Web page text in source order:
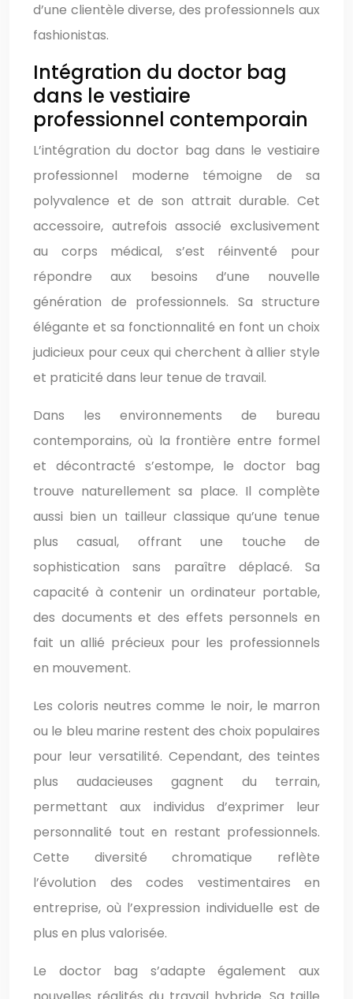
d’une clientèle diverse, des professionnels aux
fashionistas.
Intégration du doctor bag
dans le vestiaire
professionnel contemporain
L’intégration du doctor bag dans le vestiaire
professionnel moderne témoigne de sa
polyvalence et de son attrait durable. Cet
accessoire, autrefois associé exclusivement
au corps médical, s’est réinventé pour
répondre aux besoins d’une nouvelle
génération de professionnels. Sa structure
élégante et sa fonctionnalité en font un choix
judicieux pour ceux qui cherchent à allier style
et praticité dans leur tenue de travail.
Dans les environnements de bureau
contemporains, où la frontière entre formel
et décontracté s’estompe, le doctor bag
trouve naturellement sa place. Il complète
aussi bien un tailleur classique qu’une tenue
plus casual, offrant une touche de
sophistication sans paraître déplacé. Sa
capacité à contenir un ordinateur portable,
des documents et des effets personnels en
fait un allié précieux pour les professionnels
en mouvement.
Les coloris neutres comme le noir, le marron
ou le bleu marine restent des choix populaires
pour leur versatilité. Cependant, des teintes
plus audacieuses gagnent du terrain,
permettant aux individus d’exprimer leur
personnalité tout en restant professionnels.
Cette diversité chromatique reflète
l’évolution des codes vestimentaires en
entreprise, où l’expression individuelle est de
plus en plus valorisée.
Le doctor bag s’adapte également aux